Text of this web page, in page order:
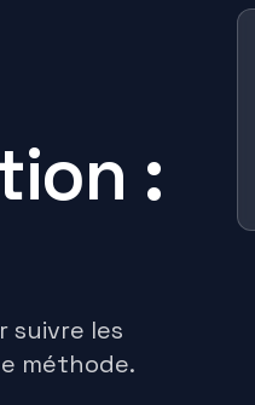
:
suivre les
méthode.